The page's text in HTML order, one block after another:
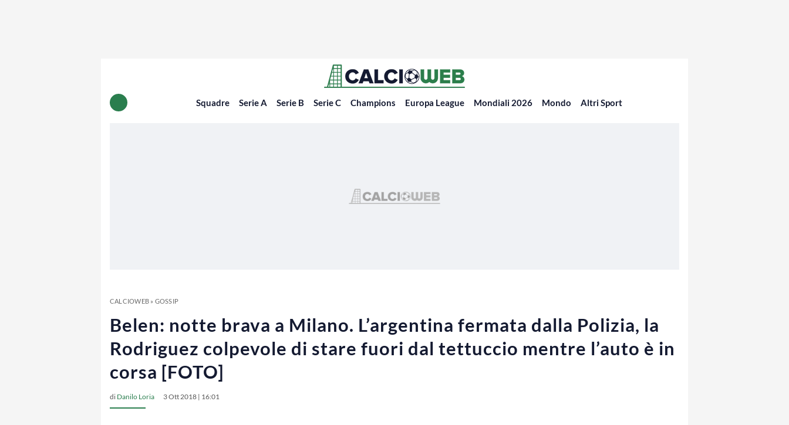
Squadre Serie A Serie B Serie C Champions Europa League Mondiali 2026 Mondo Altri Sport
CALCIOWEB» GOSSIP
Belen: notte brava a Milano. L’argentina fermata dalla Polizia, la
Rodriguez colpevole di stare fuori dal tettuccio mentre l’auto è in
corsa [FOTO]
di Danilo Loria 3 Ott 2018 | 16:01